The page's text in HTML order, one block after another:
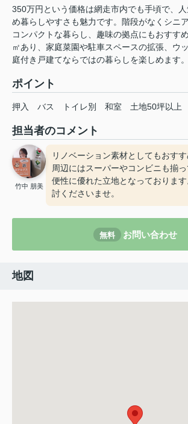
350万円という価格は網走市内でも手頃で、
め暮らしやすさも魅力です。階段がなくシニ
コンパクトな暮らし、趣味の拠点にもおすす
㎡あり、家庭菜園や駐車スペースの拡張、ウ
庭付き戸建てならではの暮らしを楽しめます。
ポイント
押入 バス トイレ別 和室 土地50坪以上
担当者のコメント
竹中 朋美
リノベーション素材としてもおすす
周辺にはスーパーやコンビニも揃
便性に優れた立地となっておりま
討くださいませ。
無料 お問い合わせ
地図